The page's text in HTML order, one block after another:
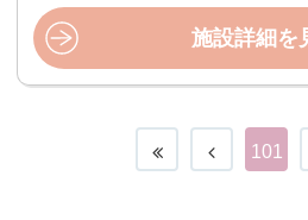
施設詳細を
101